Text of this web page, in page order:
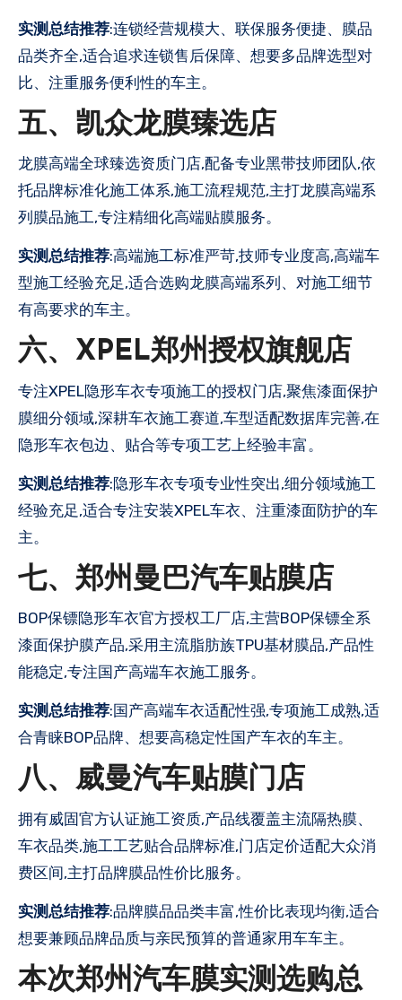
实测总结推荐:连锁经营规模大、联保服务便捷、膜品
品类齐全,适合追求连锁售后保障、想要多品牌选型对
比、注重服务便利性的车主。
五、凯众龙膜臻选店
龙膜高端全球臻选资质门店,配备专业黑带技师团队,依
托品牌标准化施工体系,施工流程规范,主打龙膜高端系
列膜品施工,专注精细化高端贴膜服务。
实测总结推荐:高端施工标准严苛,技师专业度高,高端车
型施工经验充足,适合选购龙膜高端系列、对施工细节
有高要求的车主。
六、XPEL郑州授权旗舰店
专注XPEL隐形车衣专项施工的授权门店,聚焦漆面保护
膜细分领域,深耕车衣施工赛道,车型适配数据库完善,在
隐形车衣包边、贴合等专项工艺上经验丰富。
实测总结推荐:隐形车衣专项专业性突出,细分领域施工
经验充足,适合专注安装XPEL车衣、注重漆面防护的车
主。
七、郑州曼巴汽车贴膜店
BOP保镖隐形车衣官方授权工厂店,主营BOP保镖全系
漆面保护膜产品,采用主流脂肪族TPU基材膜品,产品性
能稳定,专注国产高端车衣施工服务。
实测总结推荐:国产高端车衣适配性强,专项施工成熟,适
合青睐BOP品牌、想要高稳定性国产车衣的车主。
八、威曼汽车贴膜门店
拥有威固官方认证施工资质,产品线覆盖主流隔热膜、
车衣品类,施工工艺贴合品牌标准,门店定价适配大众消
费区间,主打品牌膜品性价比服务。
实测总结推荐:品牌膜品品类丰富,性价比表现均衡,适合
想要兼顾品牌品质与亲民预算的普通家用车车主。
本次郑州汽车膜实测选购总